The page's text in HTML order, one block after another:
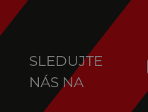
SLEDUJTE
NÁS NA